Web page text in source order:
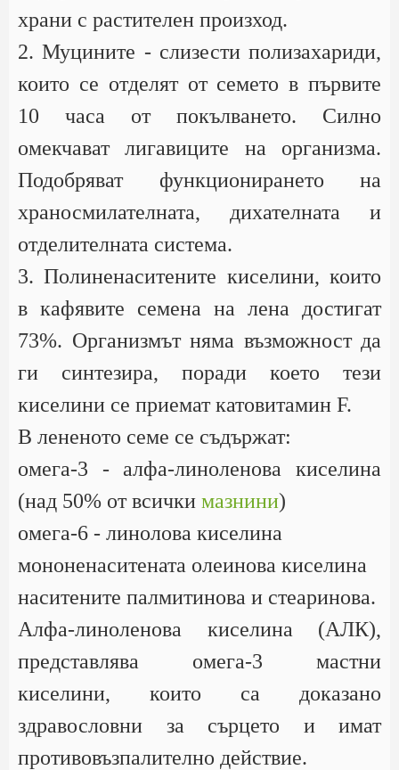
храни с растителен произход.
2. Муцините - слизести полизахариди,
които се отделят от семето в първите
10 часа от покълването. Силно
омекчават лигавиците на организма.
Подобряват функционирането на
храносмилателната, дихателната и
отделителната система.
3. Полиненаситените киселини, които
в кафявите семена на лена достигат
73%. Организмът няма възможност да
ги синтезира, поради което тези
киселини се приемат катовитамин F.
В лененото семе се съдържат:
омега-3 - алфа-линоленова киселина
(над 50% от всички мазнини)
омега-6 - линолова киселина
мононенаситената олеинова киселина
наситените палмитинова и стеаринова.
Алфа-линоленова киселина (АЛК),
представлява омега-3 мастни
киселини, които са доказано
здравословни за сърцето и имат
противовъзпалително действие.